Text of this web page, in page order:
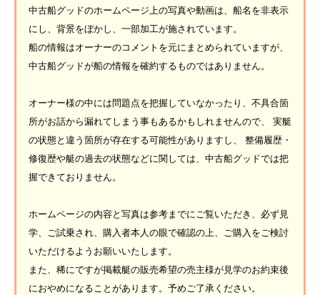
中古船グッドのホームページ上の写真や動画は、船名を非表示
にし、背景をぼかし、一部加工が施されています。
船の情報はオーナーのコメントを元にまとめられていますが、
中古船グッドが船の情報を確約するものではありません。
オーナー様の中には問題点を把握していなかったり、不具合箇
所がお話から漏れてしまう事もあるかもしれませんので、 実艇
の状態と違う箇所が存在する可能性がありますし、 整備履歴・
修復歴や艇の過去の状態などに関しては、中古船グッドでは把
握できておりません。
ホームページの内容と写真は参考までにご覧いただき、必ず見
学、ご試乗され、購入者本人の眼で確認の上、ご購入をご検討
いただけるようお願いいたします。
また、稀にですが掲載艇の販売希望の売主様が見学のお約束後
におやめになることがあります。予めご了承ください。